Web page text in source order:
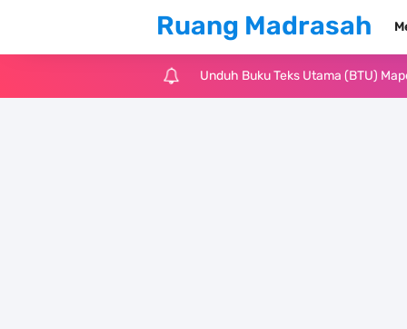
Ruang Madrasah
Unduh Buku Teks Utama (BTU) Al-